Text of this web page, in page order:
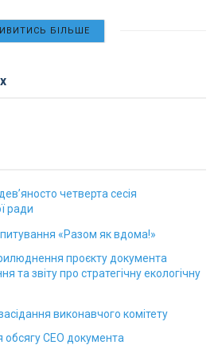
БІЛЬШЕ
четверта сесія
ради
«Разом як вдома!»
проєкту документа
та звіту про стратегічну екологічну
виконавчого комітету
обсягу СЕО документа